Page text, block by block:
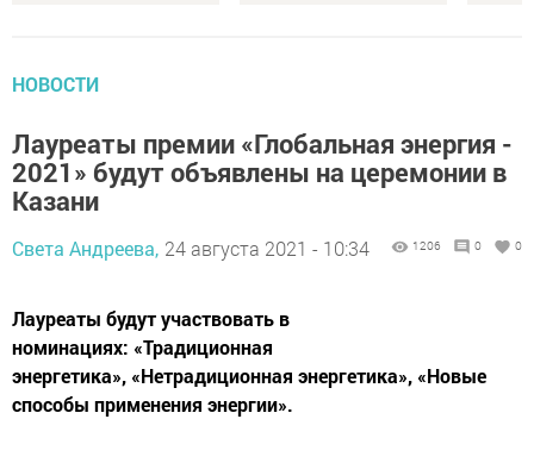
НОВОСТИ
Лауреаты премии «Глобальная энергия -
2021» будут объявлены на церемонии в
Казани
Света Андреева, 24 августа 2021 - 10:34 1206 0 0
Лауреаты будут участвовать в
номинациях: «Традиционная
энергетика», «Нетрадиционная энергетика», «Новые
способы применения энергии».